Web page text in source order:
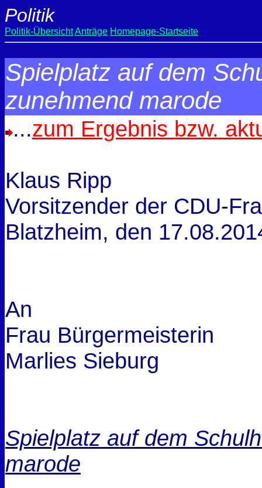
Politik
Politik-ÜbersichtAnträge Homepage-Startseite
Spielplatz auf dem
zunehmend marode
...zum Ergebnis bzw.
Klaus Ripp
Vorsitzender der CDU-
Blatzheim, den
An
Frau Bürgermeisterin
Marlies Sieburg
Spielplatz auf dem
marode